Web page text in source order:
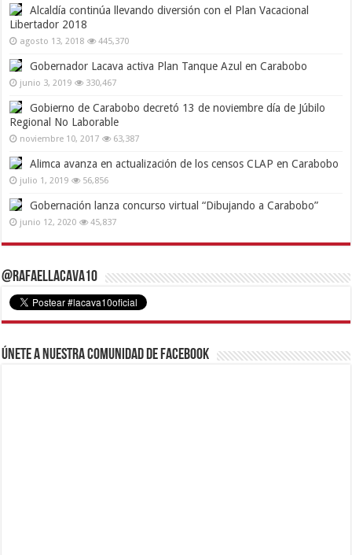
Alcaldía continúa llevando diversión con el Plan Vacacional
Libertador 2018
agosto 13, 2018 445,370
Gobernador Lacava activa Plan Tanque Azul en Carabobo
junio 3, 2019 330,467
Gobierno de Carabobo decretó 13 de noviembre día de Júbilo
Regional No Laborable
noviembre 10, 2017 63,387
Alimca avanza en actualización de los censos CLAP en Carabobo
julio 1, 2019 56,856
Gobernación lanza concurso virtual “Dibujando a Carabobo”
junio 12, 2020 45,837
@RafaelLacava10
Únete a nuestra comunidad de Facebook